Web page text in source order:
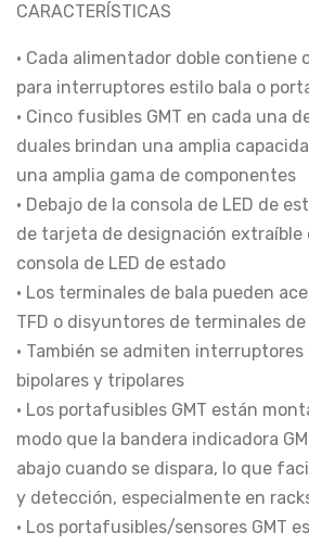
CARACTERÍSTICAS
• Cada alimentador doble contiene
para interruptores estilo bala o
• Cinco fusibles GMT en cada una
duales brindan una amplia
una amplia gama de componentes
• Debajo de la consola de LED de
de tarjeta de designación extraíble
consola de LED de estado
• Los terminales de bala pueden
TFD o disyuntores de terminales de
• También se admiten interruptores
bipolares y tripolares
• Los portafusibles GMT están
modo que la bandera indicadora
abajo cuando se dispara, lo que
y detección, especialmente en
• Los portafusibles/sensores GMT